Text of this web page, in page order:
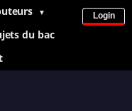
Login
▼
du bac